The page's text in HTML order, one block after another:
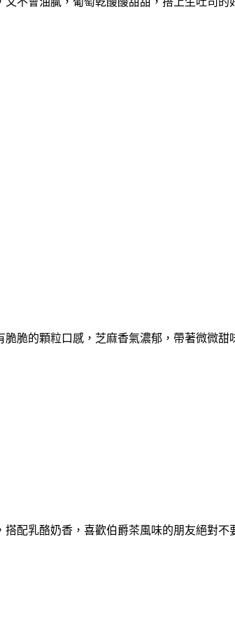
脆的顆粒口感，芝麻香氣濃郁，帶著微微甜
配乳酪奶香，喜歡伯爵茶風味的朋友絕對不